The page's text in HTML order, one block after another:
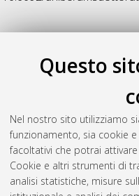
Questo
Nel nostro sito utilizziamo
funzionamento, sia cookie
facoltativi che potrai
Cookie e altri strumenti di
analisi statistiche, misure
Z
Ziacchi, Matteo (2013)
terapia di
Alma Mater Studiorum
ricerca inScienze mediche
"Fisiopatologia
10.6092/unibo/
Questa lista e' stata